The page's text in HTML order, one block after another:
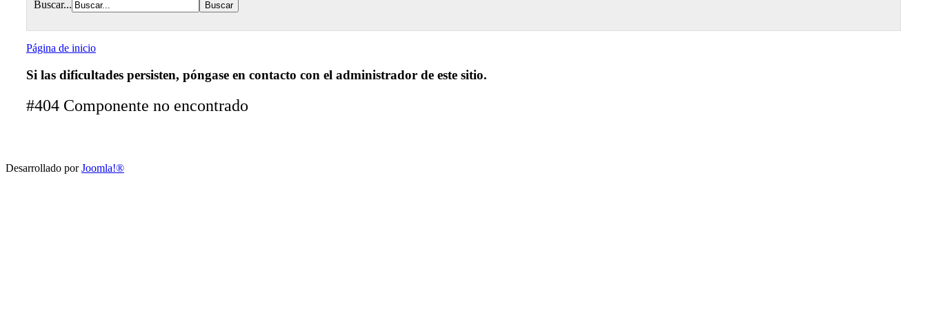
Buscar...
Página de inicio
Si las dificultades persisten, póngase en contacto con el administrador de este sitio.
#404 Componente no encontrado
Desarrollado porJoomla!®